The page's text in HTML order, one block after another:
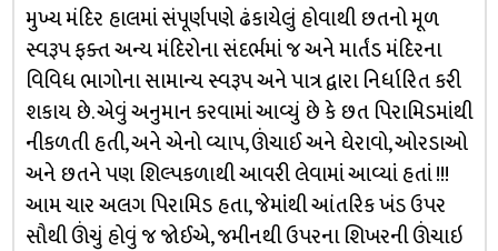
મુખ્ય મંદિર હાલમાં સંપૂર્ણપણે ઢંકાયેલું હોવાથી છતનો મૂળ
સ્વરૂપ ફક્ત અન્ય મંદિરોના સંદર્ભમાં જ અને માર્તંડ મંદિરના
વિવિધ ભાગોના સામાન્ય સ્વરૂપ અને પાત્ર દ્વારા નિર્ધારિત કરી
શકાય છે. એવું અનુમાન કરવામાં આવ્યું છે કે છત પિરામિડમાંથી
નીકળતી હતી, અને એનો વ્યાપ, ઊંચાઈ અને ઘેરાવો, ઓરડાઓ
અને છતને પણ શિલ્પકળાથી આવરી લેવામાં આવ્યાં હતાં !!!
આમ ચાર અલગ પિરામિડ હતા, જેમાંથી આંતરિક ખંડ ઉપર
સૌથી ઊંચું હોવું જ જોઈએ, જમીનથી ઉપરના શિખરની ઊંચાઇ